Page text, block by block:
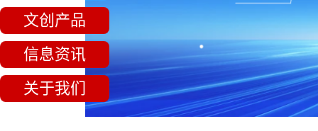
文创产品
信息资讯
关于我们